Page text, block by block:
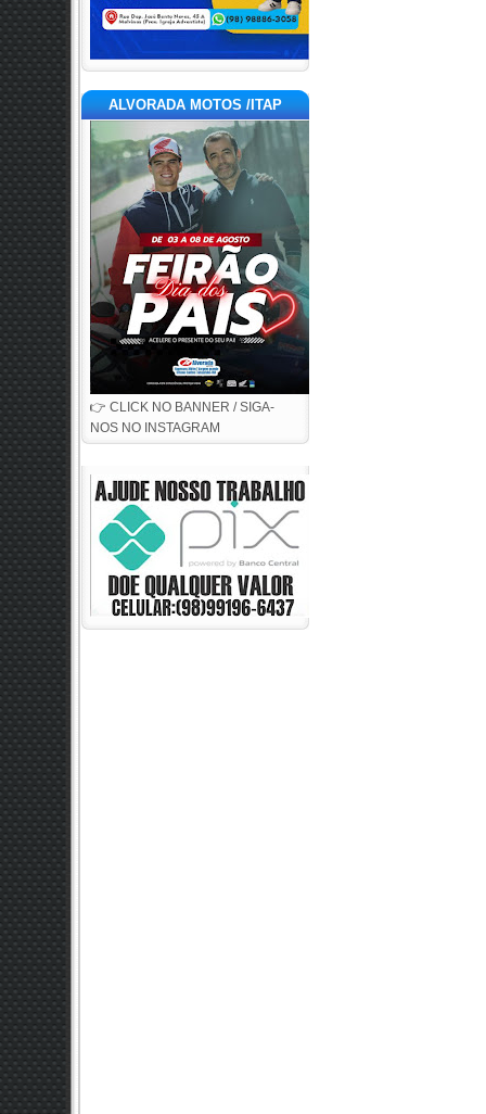
ALVORADA MOTOS /ITAP
👉 CLICK NO BANNER / SIGA-
NOS NO INSTAGRAM